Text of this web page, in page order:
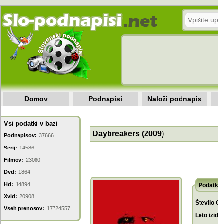
Domov Podnapisi Naloži podnapis
Vsi podatki v bazi
Podnapisov: 37666
Serij: 14586
Filmov: 23080
Dvd: 1864
Hd: 14894
Xvid: 20908
Vseh prenosov: 17724557
Daybreakers (2009)
Število
Leto